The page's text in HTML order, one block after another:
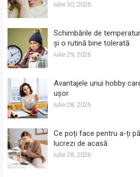
iulie 30, 2026
Schimbările de
și o rutină bine tolerată
iulie 29, 2026
Avantajele unui hobby
ușor
iulie 28, 2026
Ce poți face pentru a-ți
lucrezi de acasă
iulie 28, 2026